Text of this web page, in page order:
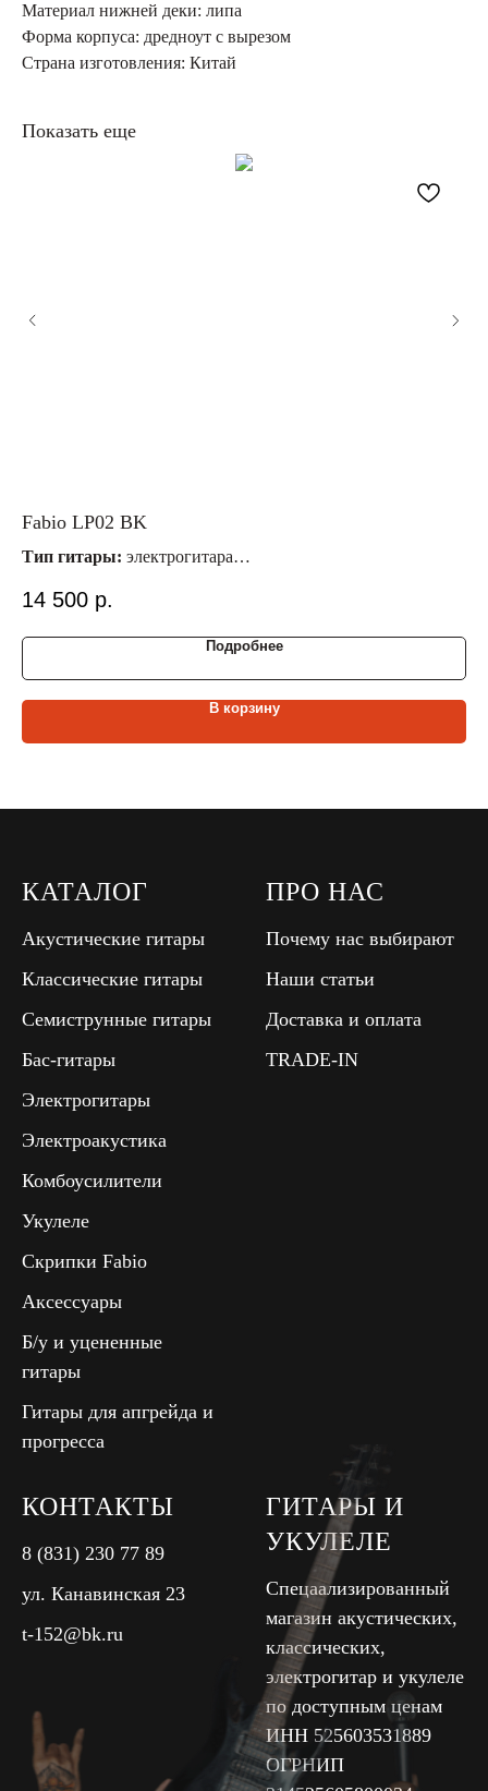
Материал нижней деки: липа
Форма корпуса: дредноут с вырезом
Страна изготовления: Китай
Показать еще
Fabio LP02 BK
Тип гитары: электрогитара
Звукосниматели:
14 500 р.
Подробнее
В корзину
КАТАЛОГ
Акустические гитары
Классические гитары
Семиструнные гитары
Бас-гитары
Электрогитары
Электроакустика
Комбоусилители
Укулеле
Скрипки Fabio
Аксессуары
Б/у и уцененные
гитары
Гитары для апгрейда и
прогресса
ПРО НАС
Почему нас выбирают
Наши статьи
Доставка и оплата
TRADE-IN
КОНТАКТЫ
8 (831) 230 77 89
ул. Канавинская 23
t-152@bk.ru
ГИТАРЫ И
УКУЛЕЛЕ
Спецаализированный
магазин акустических,
классических,
электрогитар и укулеле
по доступным ценам
ИНН 525603531889
ОГРНИП